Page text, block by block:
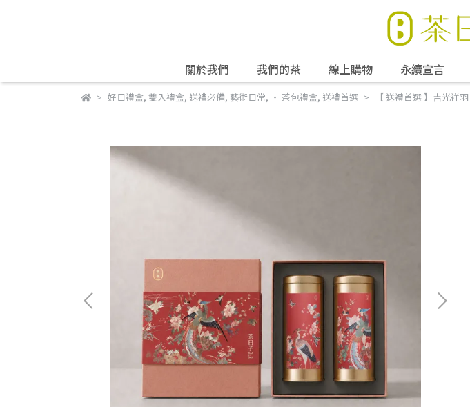
關於我們 我們的茶 線上購物 永續宣言
好日禮盒, 雙入禮盒, 送禮必備, 藝術日常, ・ 茶包禮盒, 送禮首選 【 送禮首選 】吉光祥